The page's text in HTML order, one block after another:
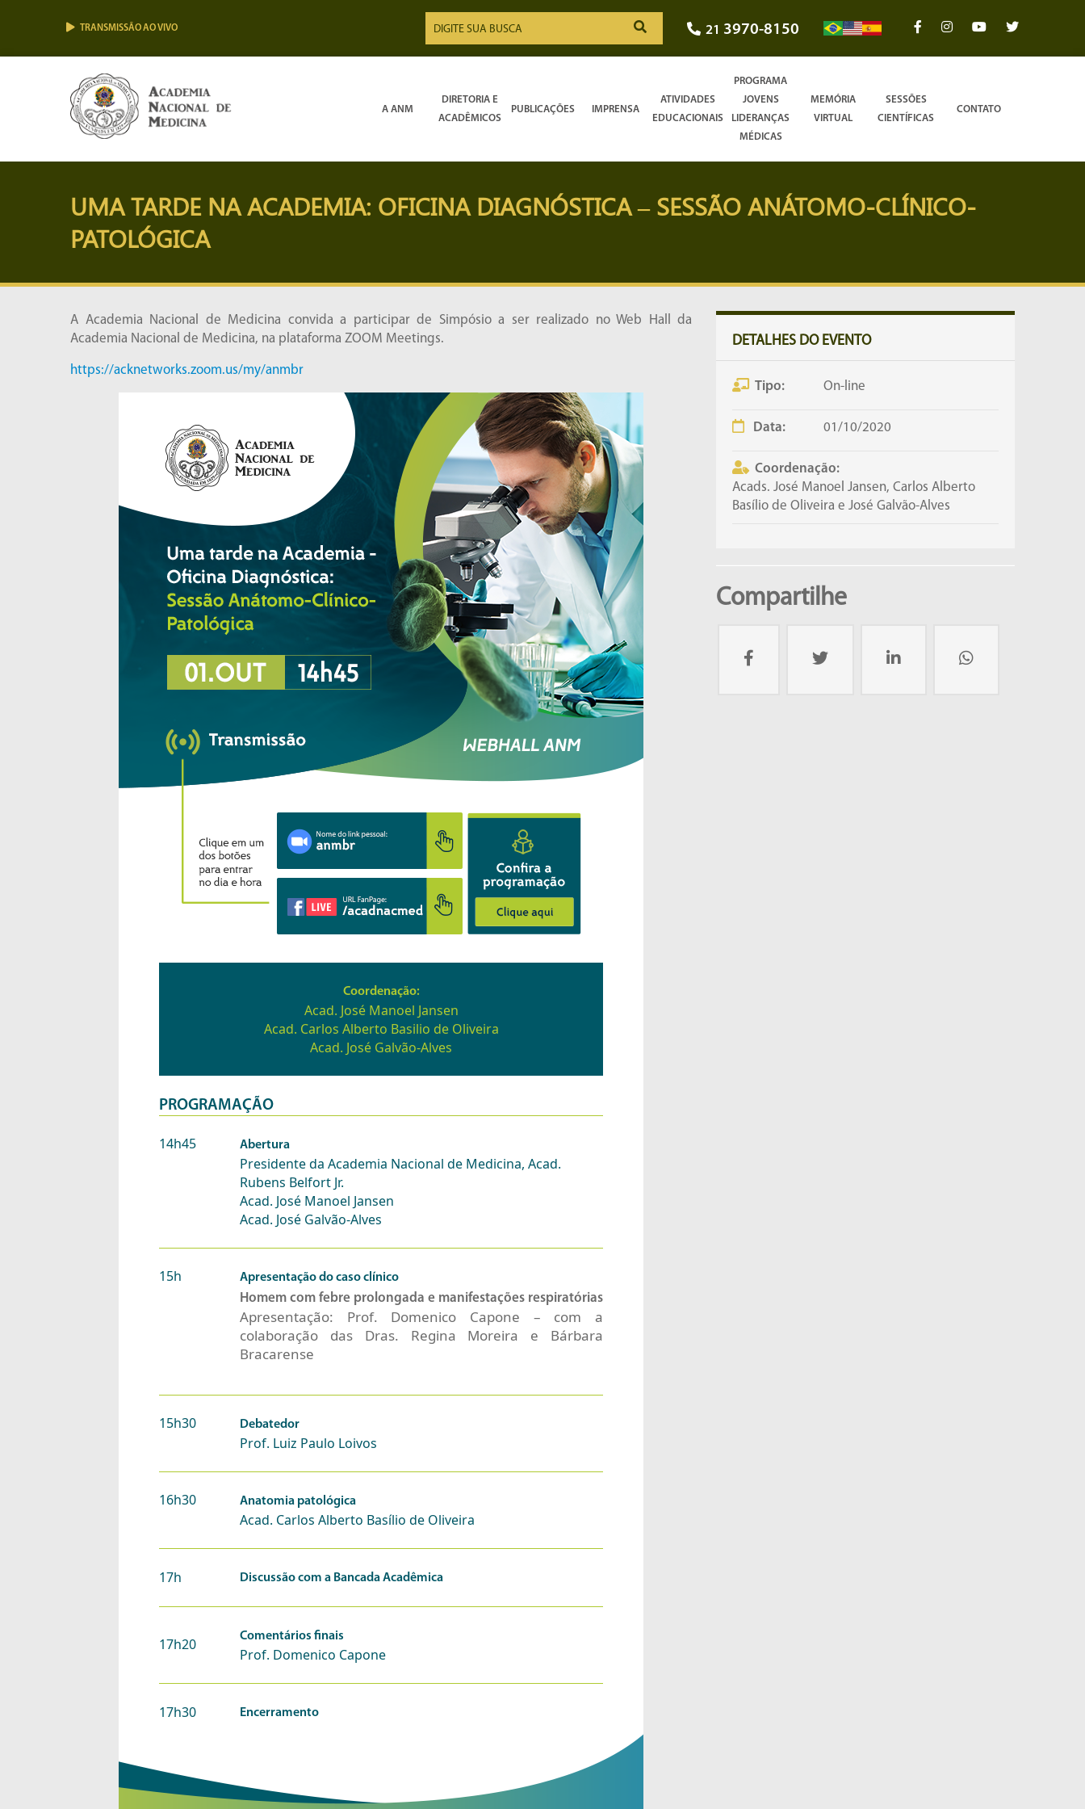
TRANSMISSÃO AO VIVO 21 3970-8150
A ANM
DIRETORIA E
ACADÊMICOS
PUBLICAÇÕES IMPRENSA
ATIVIDADES
EDUCACIONAIS
PROGRAMA
JOVENS
LIDERANÇAS
MÉDICAS
MEMÓRIA
VIRTUAL
SESSÕES
CIENTÍFICAS
CONTATO
UMA TARDE NA ACADEMIA: OFICINA DIAGNÓSTICA – SESSÃO ANÁTOMO-CLÍNICO-
PATOLÓGICA
A Academia Nacional de Medicina convida a participar de Simpósio a ser realizado no Web Hall da
Academia Nacional de Medicina, na plataforma ZOOM Meetings.
https://acknetworks.zoom.us/my/anmbr
Coordenação:
Acad. José Manoel Jansen
Acad. Carlos Alberto Basilio de Oliveira
Acad. José Galvão-Alves
PROGRAMAÇÃO
14h45 Abertura
Presidente da Academia Nacional de Medicina, Acad.
Rubens Belfort Jr.
Acad. José Manoel Jansen
Acad. José Galvão-Alves
15h Apresentação do caso clínico
Homem com febre prolongada e manifestações respiratórias
Apresentação: Prof. Domenico Capone – com a
colaboração das Dras. Regina Moreira e Bárbara
Bracarense
15h30 Debatedor
Prof. Luiz Paulo Loivos
16h30 Anatomia patológica
Acad. Carlos Alberto Basílio de Oliveira
17h Discussão com a Bancada Acadêmica
17h20 Comentários finais
Prof. Domenico Capone
17h30 Encerramento
DETALHES DO EVENTO
Tipo: On-line
Data: 01/10/2020
Coordenação:
Acads. José Manoel Jansen, Carlos Alberto
Basílio de Oliveira e José Galvão-Alves
Compartilhe